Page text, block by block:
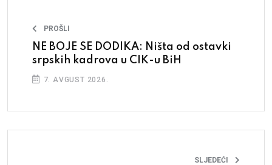
PROŠLI
NE BOJE SE DODIKA: Ništa od ostavki
srpskih kadrova u CIK-u BiH
7. AVGUST 2026.
SLJEDEĆI